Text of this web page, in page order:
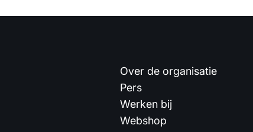
Over de organisatie
Pers
Werken bij
Webshop